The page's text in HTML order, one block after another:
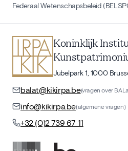
Federaal Wetenschapsbeleid
Koninklijk
Jubelpark 1, 1000
balat@kikirpa.be(vragen over
info@kikirpa.be(algemene vragen)
+32 (0)2 739 67 11